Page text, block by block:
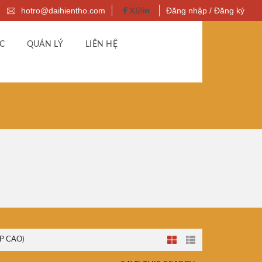
hotro@daihientho.com Đăng nhập / Đăng ký
QUẢN LÝ LIÊN HỆ
CAO)